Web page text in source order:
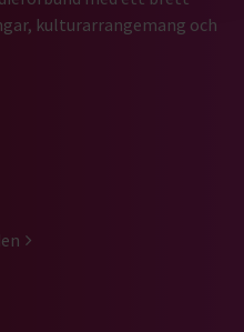
kulturarrangemang och